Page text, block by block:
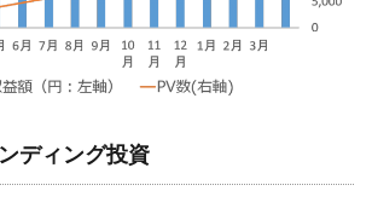
ディング投資